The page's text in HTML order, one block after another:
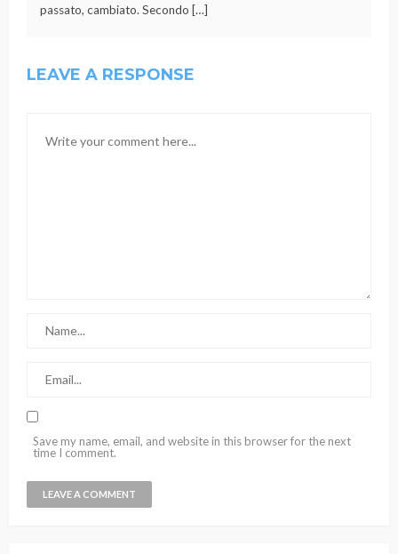
passato, cambiato. Secondo […]
LEAVE A RESPONSE
Save my name, email, and website in this browser for the next
time I comment.